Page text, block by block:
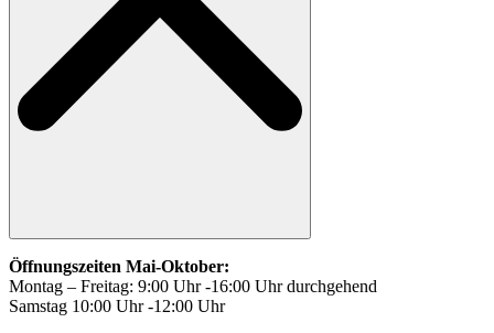
Öffnungszeiten Mai-Oktober:
Montag – Freitag: 9:00 Uhr -16:00 Uhr durchgehend
Samstag 10:00 Uhr -12:00 Uhr